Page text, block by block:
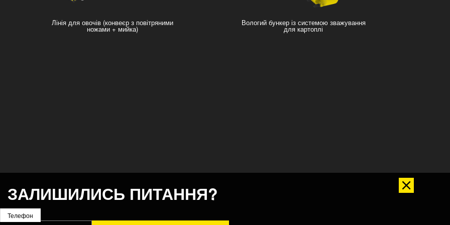
Лінія для овочів (конвеєр з повітряними
ножами + мийка)
Вологий бункер із системою зважування
для картоплі
ЗАЛИШИЛИСЬ ПИТАННЯ?
Телефон